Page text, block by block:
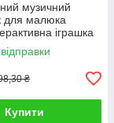
музичний
для малюка
іграшка
звук серцебиття
₴
Купити